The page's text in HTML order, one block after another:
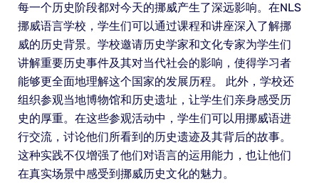
每一个历史阶段都对今天的挪威产生了深远影响。在NLS
挪威语言学校，学生们可以通过课程和讲座深入了解挪
威的历史背景。学校邀请历史学家和文化专家为学生们
讲解重要历史事件及其对当代社会的影响，使得学习者
能够更全面地理解这个国家的发展历程。 此外，学校还
组织参观当地博物馆和历史遗址，让学生们亲身感受历
史的厚重。在这些参观活动中，学生们可以用挪威语进
行交流，讨论他们所看到的历史遗迹及其背后的故事。
这种实践不仅增强了他们对语言的运用能力，也让他们
在真实场景中感受到挪威历史文化的魅力。